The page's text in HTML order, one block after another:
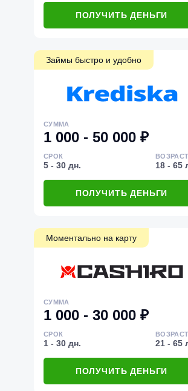
ПОЛУЧИТЬ ДЕНЬГИ
Займы быстро и удобно
СУММА
1 000 - 50 000 ₽
СРОК
5 - 30 дн.
ВОЗРАСТ
18 - 65
ПОЛУЧИТЬ ДЕНЬГИ
Моментально на карту
СУММА
1 000 - 30 000 ₽
СРОК
1 - 30 дн.
ВОЗРАСТ
21 - 65
ПОЛУЧИТЬ ДЕНЬГИ